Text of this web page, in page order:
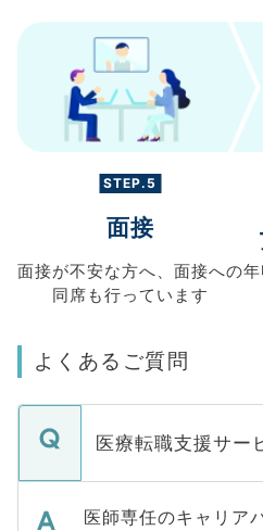
STEP.5
面接
面接が不安な方へ、 面接への
同席も行っています
よくあるご質問
医療転職支援サー
医師専任のキャリア